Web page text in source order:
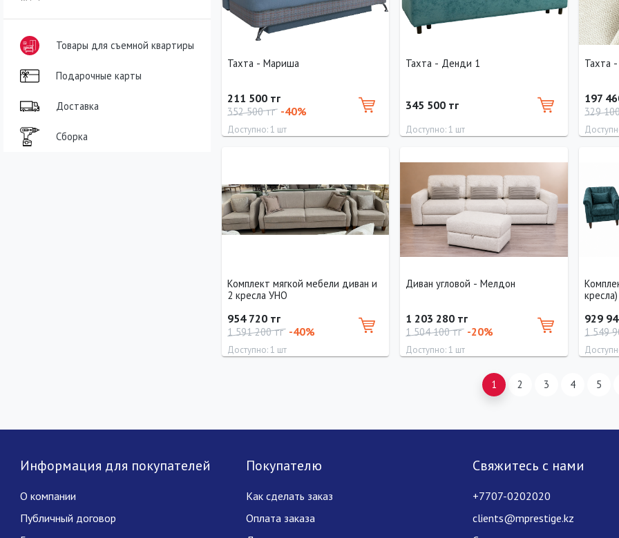
Товары для съемной квартиры
Подарочные карты
Доставка
Сборка
Тахта - Мариша
211 500 тг
352 500 тг -40%
Доступно: 1 шт
Тахта - Денди 1
345 500 тг
Доступно: 1 шт
Тахта
197
329
Комплект мягкой мебели диван и
2 кресла УНО
954 720 тг
1 591 200 тг -40%
Доступно: 1 шт
Диван угловой - Мелдон
1 203 280 тг
1 504 100 тг -20%
Доступно: 1 шт
Ширина Высота
100 см
кресла)
929
1 549
Длина
260 см
1 2 3 4 5
Информация для покупателей
О компании
Публичный договор
Покупателю
Как сделать заказ
Оплата заказа
Свяжитесь с нами
+7707-0202020
clients@mprestige.kz